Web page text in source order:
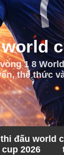
1 8
thể thức
thi đấu world
2026